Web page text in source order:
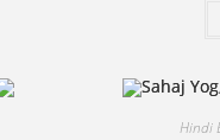
Hindi